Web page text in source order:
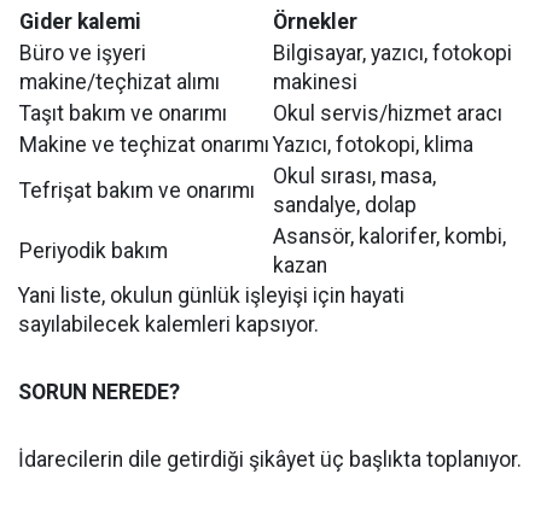
Gider kalemi
Örnekler
Büro ve işyeri
makine/teçhizat alımı
Bilgisayar, yazıcı, fotokopi
makinesi
Taşıt bakım ve onarımı
Okul servis/hizmet aracı
Makine ve teçhizat onarımı Yazıcı, fotokopi, klima
Tefrişat bakım ve onarımı
Okul sırası, masa,
sandalye, dolap
Periyodik bakım
Asansör, kalorifer, kombi,
kazan
Yani liste, okulun günlük işleyişi için hayati
sayılabilecek kalemleri kapsıyor.
SORUN NEREDE?
İdarecilerin dile getirdiği şikâyet üç başlıkta toplanıyor.